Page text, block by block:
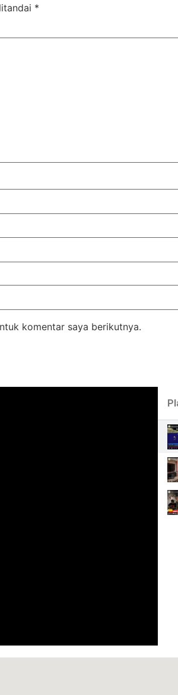
*
komentar saya berikutnya.